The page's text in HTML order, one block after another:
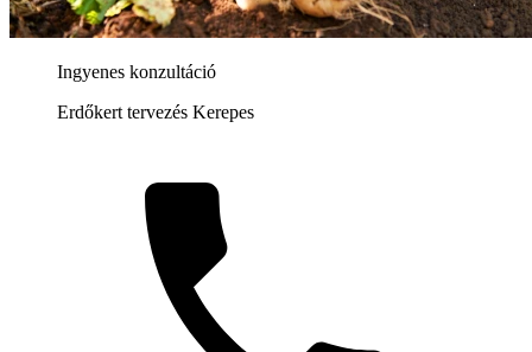
Ingyenes konzultáció
Erdőkert tervezés Kerepes